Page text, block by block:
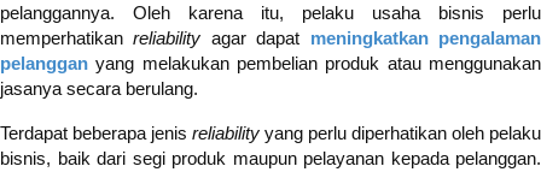
pelanggannya. Oleh karena itu, pelaku usaha bisnis perlu
memperhatikanreliability agar dapat meningkatkan pengalaman
pelanggan yang melakukan pembelian produk atau menggunakan
jasanya secara berulang.
Terdapat beberapa jenis reliability yang perlu diperhatikan oleh pelaku
bisnis, baik dari segi produk maupun pelayanan kepada pelanggan.